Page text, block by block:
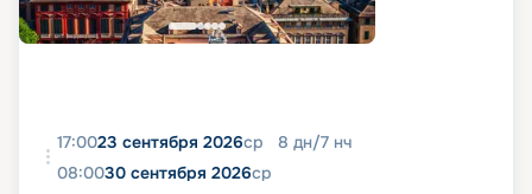
17:0023 сентября 2026ср 8 дн/7 нч
08:0030 сентября 2026ср